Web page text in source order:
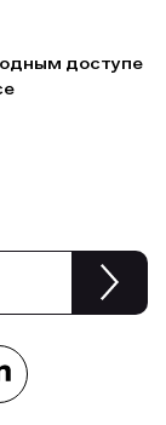
доступе